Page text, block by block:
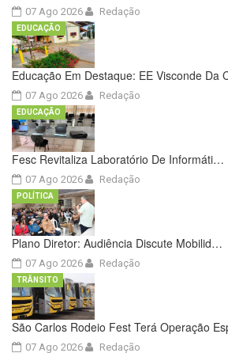
07 Ago 2026 Redação
Educação Em Destaque: EE Visconde Da
07 Ago 2026
EDUCAÇÃO
Redação
Fesc Revitaliza Laboratório De Informáti…
07 Ago 2026
EDUCAÇÃO
Redação
Plano Diretor: Audiência Discute Mobilid…
07 Ago 2026
POLÍTICA
Redação
São Carlos Rodeio Fest Terá Operação
07 Ago 2026
TRÂNSITO
Redação